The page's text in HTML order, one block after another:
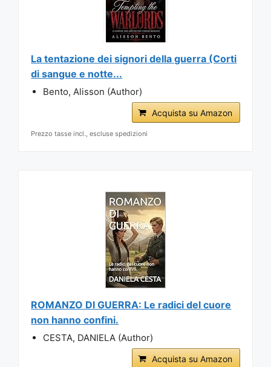
La tentazione dei signori della guerra (Corti
di sangue e notte...
Bento, Alisson (Author)
Acquista su Amazon
Prezzo tasse incl., escluse spedizioni
ROMANZO DI GUERRA: Le radici del cuore
non hanno confini.
CESTA, DANIELA (Author)
Acquista su Amazon